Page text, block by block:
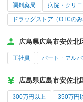
調剤薬局 病院・クリニ
ドラッグストア（OTCのみ
広島県広島市安佐北
正社員 パート・アルバ
広島県広島市安佐北
300万円以上 350万円